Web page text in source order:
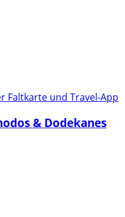
Faltkarte und Travel-App
& Dodekanes